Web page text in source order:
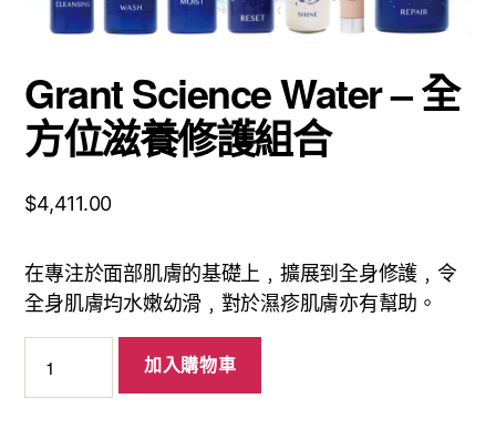
Grant Science Water – 全
方位滋養修護組合
$4,411.00
在專注於面部肌膚的基礎上﹐擴展到全身修護﹐令
全身肌膚均水嫩幼滑﹐對於濕疹肌膚亦有幫助。
Science
Water
加入購物車